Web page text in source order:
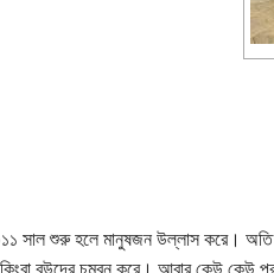
সাল শুরু হলে মানুষজন উল্লাস করে। অতি